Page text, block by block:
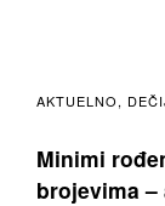
AKTUELNO
Minimi
brojevima